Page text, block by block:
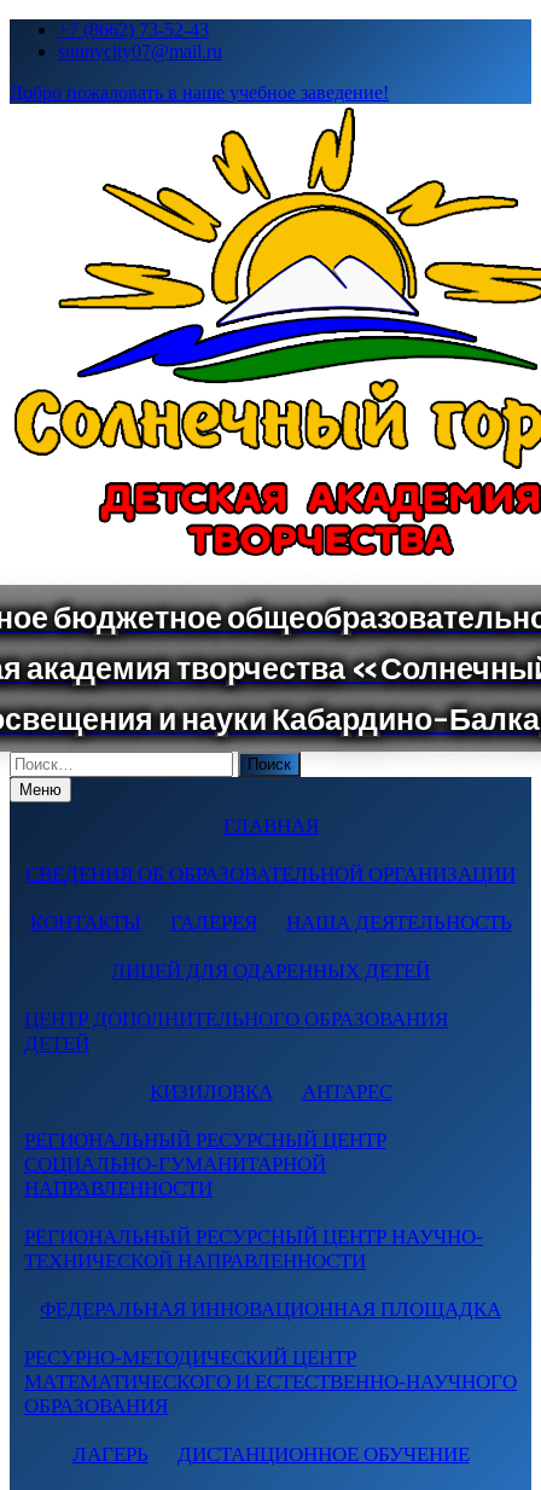
Перейти+7 (8662) 73-52-43
sunnycity07@mail.ru
Добро пожаловать в наше учебное заведение!
Поиск
по:Меню
ГЛАВНАЯ
СВЕДЕНИЯ ОБ ОБРАЗОВАТЕЛЬНОЙ ОРГАНИЗАЦИИ
КОНТАКТЫ ГАЛЕРЕЯ НАША ДЕЯТЕЛЬНОСТЬ
ЛИЦЕЙ ДЛЯ ОДАРЕННЫХ ДЕТЕЙ
ЦЕНТР ДОПОЛНИТЕЛЬНОГО ОБРАЗОВАНИЯ
ДЕТЕЙ
КИЗИЛОВКА АНТАРЕС
РЕГИОНАЛЬНЫЙ РЕСУРСНЫЙ ЦЕНТР
СОЦИАЛЬНО-ГУМАНИТАРНОЙ
НАПРАВЛЕННОСТИ
РЕГИОНАЛЬНЫЙ РЕСУРСНЫЙ ЦЕНТР НАУЧНО-
ТЕХНИЧЕСКОЙ НАПРАВЛЕННОСТИ
ФЕДЕРАЛЬНАЯ ИННОВАЦИОННАЯ ПЛОЩАДКА
РЕСУРНО-МЕТОДИЧЕСКИЙ ЦЕНТР
МАТЕМАТИЧЕСКОГО И ЕСТЕСТВЕННО-НАУЧНОГО
ОБРАЗОВАНИЯ
ЛАГЕРЬ ДИСТАНЦИОННОЕ ОБУЧЕНИЕ